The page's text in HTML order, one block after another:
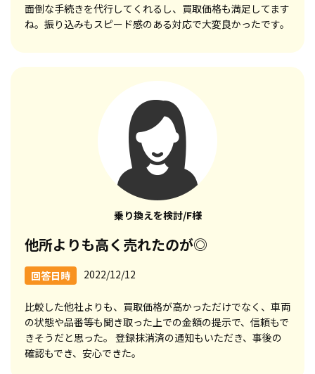
面倒な手続きを代行してくれるし、買取価格も満足してます
ね。振り込みもスピード感のある対応で大変良かったです。
乗り換えを検討/F様
他所よりも高く売れたのが◎
回答日時 2022/12/12
比較した他社よりも、買取価格が高かっただけでなく、車両
の状態や品番等も聞き取った上での金額の提示で、信頼もで
きそうだと思った。 登録抹消済の通知もいただき、事後の
確認もでき、安心できた。